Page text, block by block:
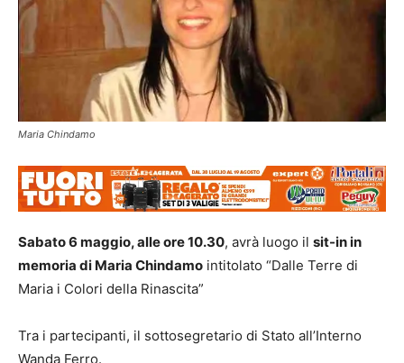
Maria Chindamo
Sabato 6 maggio, alle ore 10.30, avrà luogo il sit-in in
memoria di Maria Chindamo intitolato “Dalle Terre di
Maria i Colori della Rinascita”
Tra i partecipanti, il sottosegretario di Stato all’Interno
Wanda Ferro.